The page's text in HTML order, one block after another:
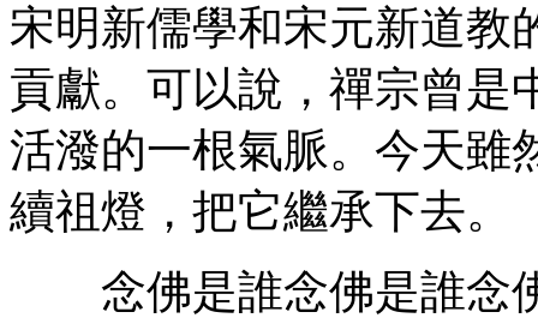
宋明新儒學和宋元新道教
貢獻。可以說，禪宗曾是
活潑的一根氣脈。今天雖
續祖燈，把它繼承下去。
念佛是誰念佛是誰念